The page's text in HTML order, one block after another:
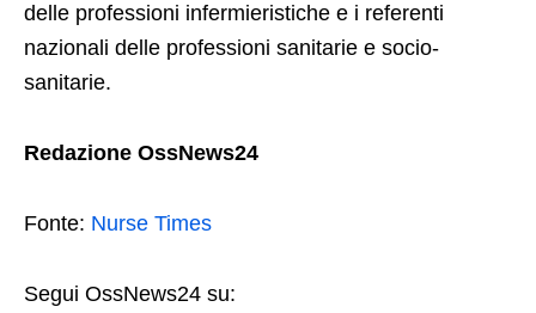
delle professioni infermieristiche e i referenti
nazionali delle professioni sanitarie e socio-
sanitarie.
Redazione OssNews24
Fonte: Nurse Times
Segui OssNews24 su: